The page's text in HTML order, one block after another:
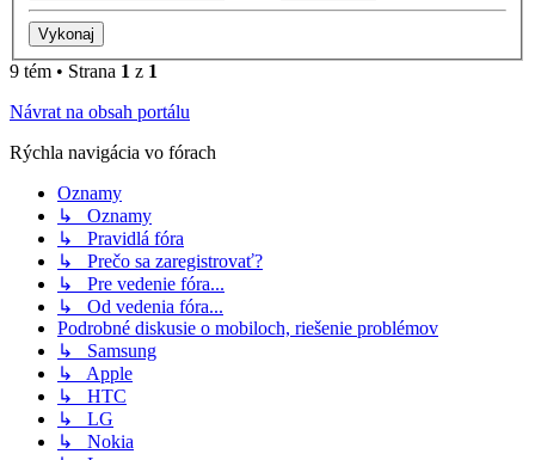
9 tém • Strana 1 z 1
Návrat na obsah portálu
Rýchla navigácia vo fórach
Oznamy
↳ Oznamy
↳ Pravidlá fóra
↳ Prečo sa zaregistrovať?
↳ Pre vedenie fóra...
↳ Od vedenia fóra...
Podrobné diskusie o mobiloch, riešenie problémov
↳ Samsung
↳ Apple
↳ HTC
↳ LG
↳ Nokia